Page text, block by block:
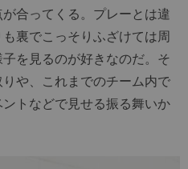
合ってくる。プレーとは違
裏でこっそりふざけては周
を見るのが好きなのだ。そ
や、これまでのチーム内で
トなどで見せる振る舞いか